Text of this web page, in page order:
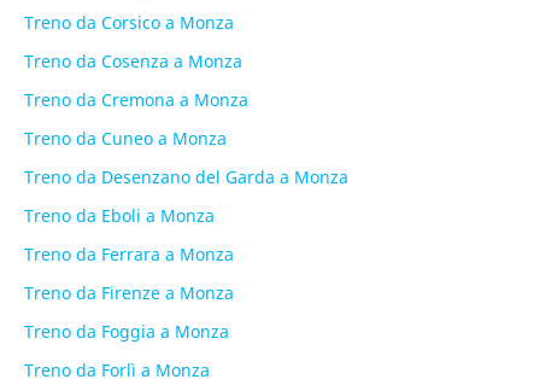
Treno da Corsico a Monza
Treno da Cosenza a Monza
Treno da Cremona a Monza
Treno da Cuneo a Monza
Treno da Desenzano del Garda a Monza
Treno da Eboli a Monza
Treno da Ferrara a Monza
Treno da Firenze a Monza
Treno da Foggia a Monza
Treno da Forlì a Monza